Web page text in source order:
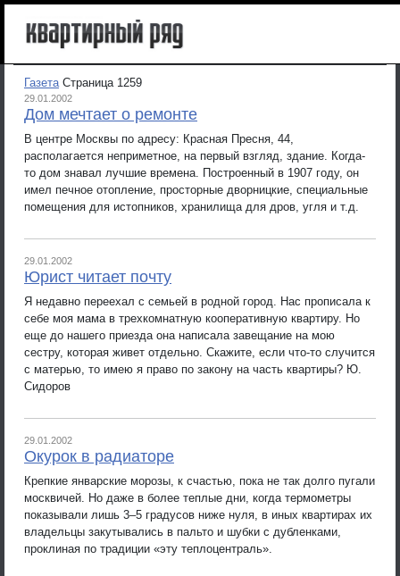
Газета Страница 1259
29.01.2002
Дом мечтает о ремонте
В центре Москвы по адресу: Красная Пресня, 44,
располагается неприметное, на первый взгляд, здание. Когда-
то дом знавал лучшие времена. Построенный в 1907 году, он
имел печное отопление, просторные дворницкие, специальные
помещения для истопников, хранилища для дров, угля и т.д.
29.01.2002
Юрист читает почту
Я недавно переехал с семьей в родной город. Нас прописала к
себе моя мама в трехкомнатную кооперативную квартиру. Но
еще до нашего приезда она написала завещание на мою
сестру, которая живет отдельно. Скажите, если что-то случится
с матерью, то имею я право по закону на часть квартиры? Ю.
Сидоров
29.01.2002
Окурок в радиаторе
Крепкие январские морозы, к счастью, пока не так долго пугали
москвичей. Но даже в более теплые дни, когда термометры
показывали лишь 3–5 градусов ниже нуля, в иных квартирах их
владельцы закутывались в пальто и шубки с дубленками,
проклиная по традиции «эту теплоцентраль».